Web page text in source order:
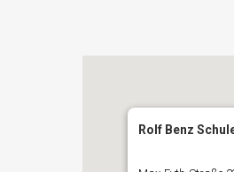
Rolf Benz